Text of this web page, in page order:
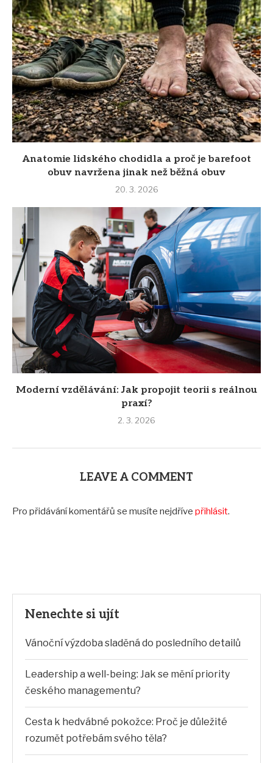
Anatomie lidského chodidla a proč je barefoot
obuv navržena jinak než běžná obuv
20. 3. 2026
Moderní vzdělávání: Jak propojit teorii s reálnou
praxí?
2. 3. 2026
LEAVE A COMMENT
Pro přidávání komentářů se musíte nejdříve přihlásit.
Nenechte si ujít
Vánoční výzdoba sladěná do posledního detailů
Leadership a well-being: Jak se mění priority
českého managementu?
Cesta k hedvábné pokožce: Proč je důležité
rozumět potřebám svého těla?